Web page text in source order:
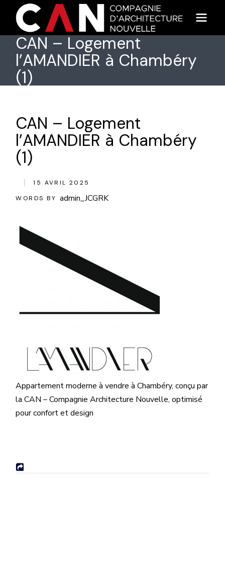
content
CAN – Logement
l’AMANDIER à Chambéry
(1)
CAN – Logement
l’AMANDIER à Chambéry
(1)
15 AVRIL 2025
WORDS BY admin_JCGRK
Appartement moderne à vendre à Chambéry, conçu par
la CAN – Compagnie Architecture Nouvelle, optimisé
pour confort et design